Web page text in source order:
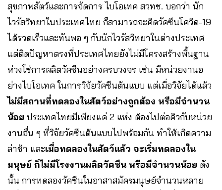
สุขภาพสัตว์และการจัดการ​ ไบโอเทค สวทช.​ บอกว่า นัก
ไวรัสวิทยาในประเทศไทย​ ก็สามารถจะคิดวัคซีนโควิด-19
ได้รวดเร็วและทันพอ ๆ กับนักไวรัสวิทยาในต่างประเทศ​
แต่ติดปัญหาตรงที่ประเทศไทยยังไม่มีโครงสร้างพื้นฐาน
ห่วงโซ่การผลิตวัคซีนอย่างครบวงจร เช่น มีหน่วยงานอ
ย่างไบโอเทค​ ในการวิจัยวัคซีน​ต้นแบบ​ แต่เมื่อวิจัยได้แล้ว​
ไม่มีสถานที่ทดลองในสัตว์อย่างถูกต้อง หรือมีจำนวน
น้อย ประเทศไทยมีเพียงแค่ 2 แห่ง ต้องไปต่อคิวกับหน่วย
งานอื่น ๆ ที่วิจัยวัคซีนต้นแบบไปพร้อมกัน ทำให้เกิดความ
ล่าช้า และเมื่อทดลองในสัตว์แล้ว จะเริ่มทดลองใน
มนุษย์ ก็ไม่มีโรงงานผลิตวัคซีน หรือมีจำนวนน้อย ดัง
นั้น การทดลองวัคซีนในอาสาสมัครมนุษย์จำนวนหลาย